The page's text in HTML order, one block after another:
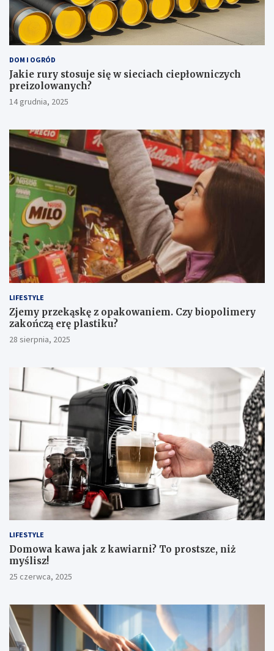
DOM I OGRÓD
Jakie rury stosuje się w sieciach ciepłowniczych
preizolowanych?
14 grudnia, 2025
LIFESTYLE
Zjemy przekąskę z opakowaniem. Czy biopolimery
zakończą erę plastiku?
28 sierpnia, 2025
LIFESTYLE
​Domowa kawa jak z kawiarni? To prostsze, niż
myślisz!
25 czerwca, 2025